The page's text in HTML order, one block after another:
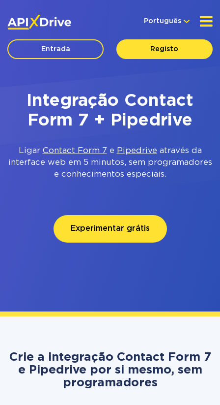
Português
Entrada Registo
Integração Contact
Form 7 + Pipedrive
Ligar Contact Form 7 e Pipedrive através da
interface web em 5 minutos, sem programadores
e conhecimentos especiais.
Experimentar grátis
Crie a integração Contact Form 7
e Pipedrive por si mesmo, sem
programadores